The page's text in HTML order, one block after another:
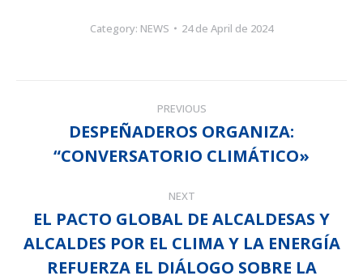
Category: NEWS 24 de April de 2024
NAVIGATION
PREVIOUS
Previous
post:
DESPEÑADEROS ORGANIZA:
“CONVERSATORIO CLIMÁTICO»
NEXT
EL PACTO GLOBAL DE ALCALDESAS Y
ALCALDES POR EL CLIMA Y LA ENERGÍA
REFUERZA EL DIÁLOGO SOBRE LA